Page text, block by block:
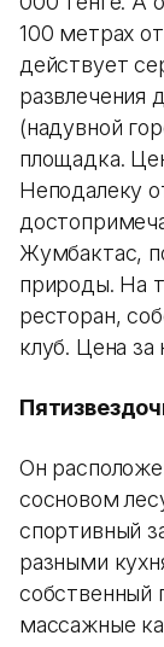
100 метрах
действует
развлечения
(надувной
площадка.
Неподалеку
Жумбактас,
природы. На
ресторан,
клуб. Цена
Он
сосновом
спортивный
разными
собственный
массажные